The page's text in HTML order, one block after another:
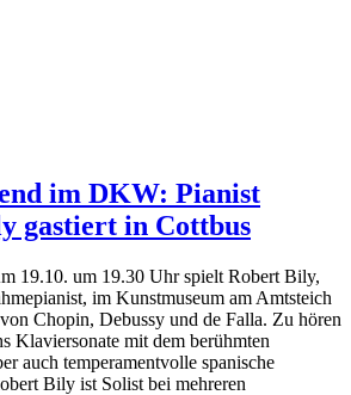
im DKW: Pianist
gastiert in Cottbus
19.10. um 19.30 Uhr spielt Robert Bily,
im Kunstmuseum am Amtsteich
Chopin, Debussy und de Falla. Zu hören
Klaviersonate mit dem berühmten
auch temperamentvolle spanische
Bily ist Solist bei mehreren